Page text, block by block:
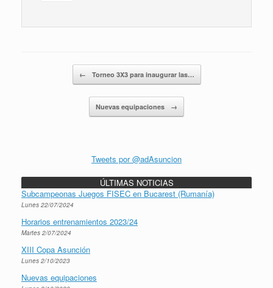
← Torneo 3X3 para inaugurar las…
Nuevas equipaciones →
Tweets por @adAsuncion
ÚLTIMAS NOTICIAS
Subcampeonas Juegos FISEC en Bucarest (Rumanía)
Lunes 22/07/2024
Horarios entrenamientos 2023/24
Martes 2/07/2024
XIII Copa Asunción
Lunes 2/10/2023
Nuevas equipaciones